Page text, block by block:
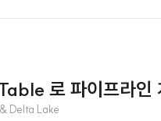
로 파이프라인
Delta Lake